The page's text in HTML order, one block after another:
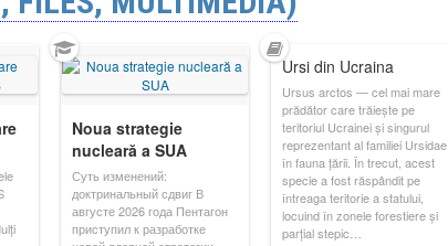
Noua strategie
nucleară a SUA
Суть изменений:
доктринальный сдвиг В
августе 2026 года Пентагон
приступил к разработке
Ursi din Ucraina
Ursus arctos — cel mai mare
prădător care trăiește pe
teritoriul Ucrainei și singurul
reprezentant al familiei Ursidae
în fauna țării. În trecut, acest
specie a fost răspândit pe
întreaga teritorie a statului,
locuind în zonele forestiere și
parțial stepic…